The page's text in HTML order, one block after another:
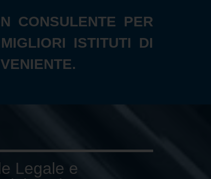
CONSULENTE PER
ISTITUTI DI
Legale e